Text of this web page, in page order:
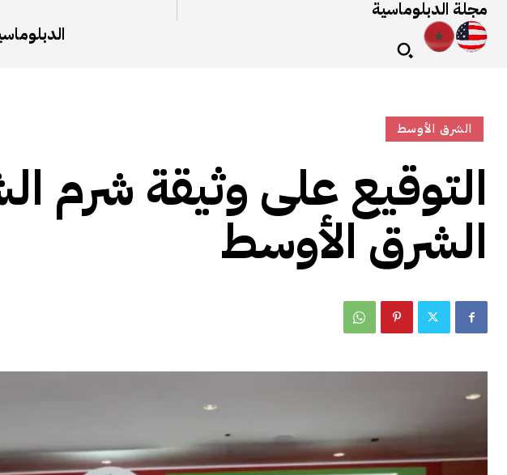
مجلة الدبلوماسية
الشرق الأوسط
التوقيع على وثيقة شرم
الشرق الأوسط